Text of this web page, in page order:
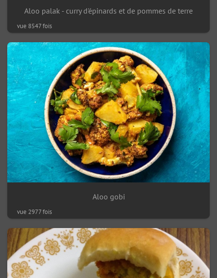
Aloo palak - curry d'épinards et de pommes de terre
vue 8547 fois
Aloo gobi
vue 2977 fois